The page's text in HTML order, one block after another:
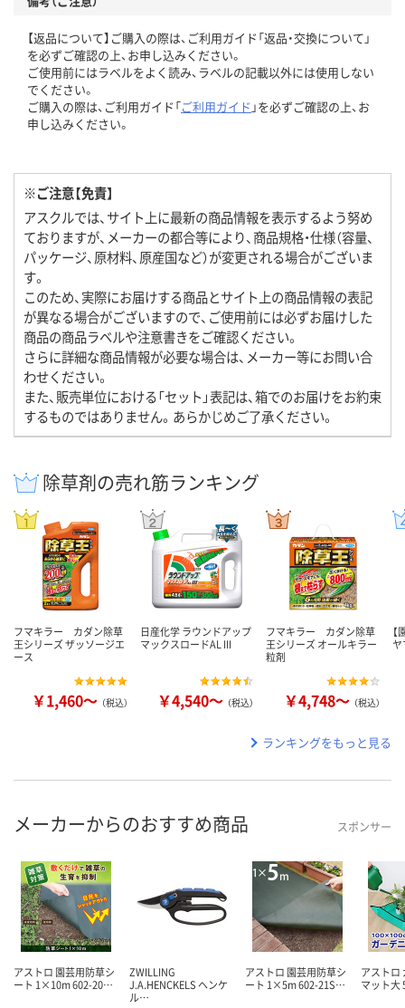
【返品について】ご購入の際は、ご利用ガイド「返品・交換について」
を必ずご確認の上、お申し込みください。
ご使用前にはラベルをよく読み、ラベルの記載以外には使用しない
でください。
ご購入の際は、ご利用ガイド「ご利用ガイド 」を必ずご確認の上、お
申し込みください。
※ご注意【免責】
アスクルでは、サイト上に最新の商品情報を表示するよう努め
ておりますが、メーカーの都合等により、商品規格・仕様（容量、
パッケージ、原材料、原産国など）が変更される場合がございま
す。
このため、実際にお届けする商品とサイト上の商品情報の表記
が異なる場合がございますので、ご使用前には必ずお届けした
商品の商品ラベルや注意書きをご確認ください。
さらに詳細な商品情報が必要な場合は、メーカー等にお問い合
わせください。
また、販売単位における「セット」表記は、箱でのお届けをお約束
するものではありません。あらかじめご了承ください。
除草剤の売れ筋ランキング
フマキラー カダン除草
王シリーズ ザッソージエ
ース
￥1,460～ （税込）
日産化学 ラウンドアップ
マックスロードAL III
￥4,540～ （税込）
フマキラー カダン除草
王シリーズ オールキラー
粒剤
￥4,748～ （税込）
ヤ
ランキングをもっと見る
メーカーからのおすすめ商品 スポンサー
アストロ 園芸用防草シ
ート 1×10m 602-20…
ZWILLING
J.A.HENCKELS ヘンケ
ル…
アストロ 園芸用防草シ
ート 1×5m 602-21S…
アストロ
マット大